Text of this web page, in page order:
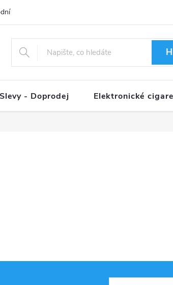
podmínky
- Doprodej Elektronické